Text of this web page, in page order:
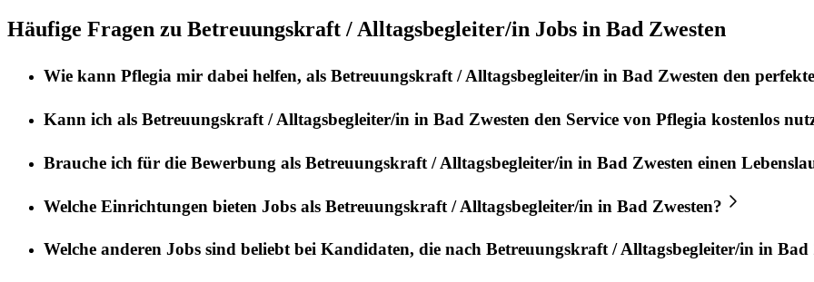
Häufige Fragen zu Betreuungskraft / Alltagsbegleiter/in Jobs in Bad Zwesten
Wie kann Pflegia mir dabei helfen, als Betreuungskraft / Alltagsbegleiter/in in Bad Zwesten den
Kann ich als Betreuungskraft / Alltagsbegleiter/in in Bad Zwesten den Service von Pflegia kostenlos
Brauche ich für die Bewerbung als Betreuungskraft / Alltagsbegleiter/in in Bad Zwesten einen
Welche Einrichtungen bieten Jobs als Betreuungskraft / Alltagsbegleiter/in in Bad Zwesten?
Welche anderen Jobs sind beliebt bei Kandidaten, die nach Betreuungskraft / Alltagsbegleiter/in in Bad